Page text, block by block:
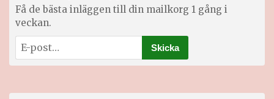
Få de bästa inläggen till din mailkorg 1 gång i
veckan.